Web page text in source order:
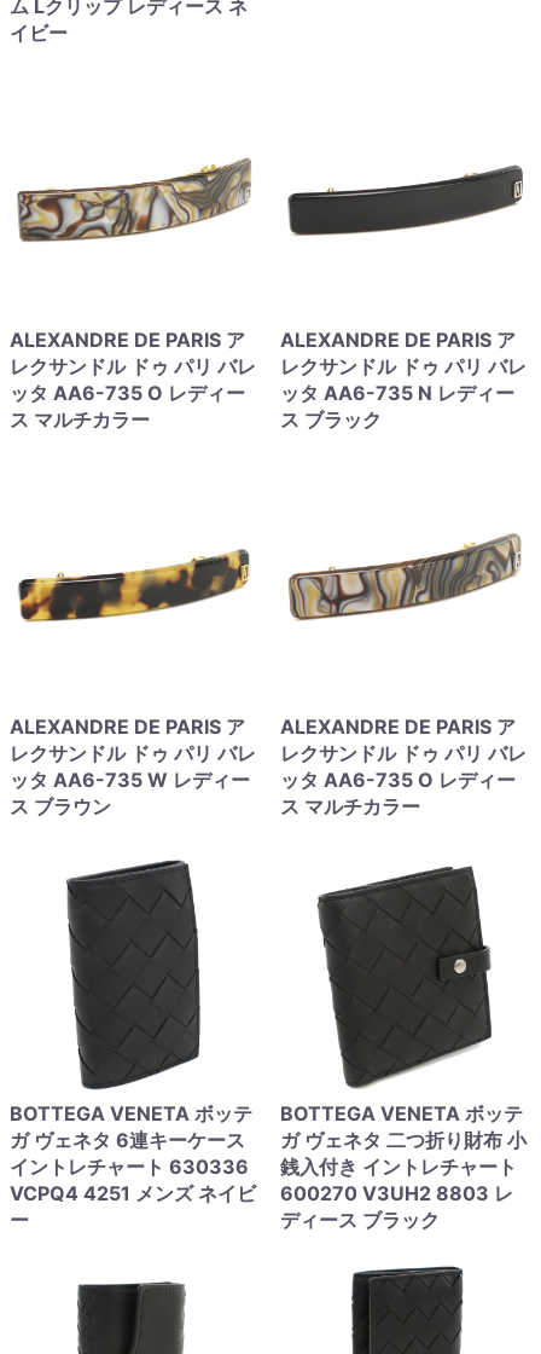
ム Lクリップ レディース ネ
イビー
ALEXANDRE DE PARIS ア
レクサンドル ドゥ パリ バレ
ッタ AA6-735 O レディー
ス マルチカラー
ALEXANDRE DE PARIS ア
レクサンドル ドゥ パリ バレ
ッタ AA6-735 N レディー
ス ブラック
ALEXANDRE DE PARIS ア
レクサンドル ドゥ パリ バレ
ッタ AA6-735 W レディー
ス ブラウン
ALEXANDRE DE PARIS ア
レクサンドル ドゥ パリ バレ
ッタ AA6-735 O レディー
ス マルチカラー
BOTTEGA VENETA ボッテ
ガ ヴェネタ 6連キーケース
イントレチャート 630336
VCPQ4 4251 メンズ ネイビ
ー
BOTTEGA VENETA ボッテ
ガ ヴェネタ 二つ折り財布 小
銭入付き イントレチャート
600270 V3UH2 8803 レ
ディース ブラック